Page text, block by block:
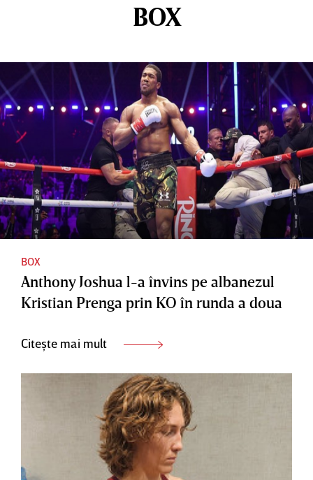
BOX
BOX
Anthony Joshua l-a învins pe albanezul
Kristian Prenga prin KO în runda a doua
Citește mai mult